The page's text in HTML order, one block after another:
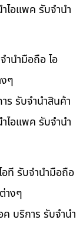
ไอแพค รับจำนำ
ำนำมือถือ ไอ
ๆ
ร รับจำนำสินค้า
ไอแพค รับจำนำ
ที รับจำนำมือถือ
างๆ
บริการ รับจำนำ